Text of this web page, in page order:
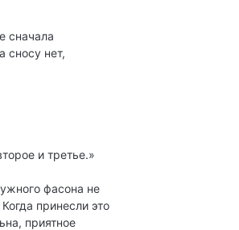
сначала
сносу нет,
и третье.»
фасона не
принесли это
приятное